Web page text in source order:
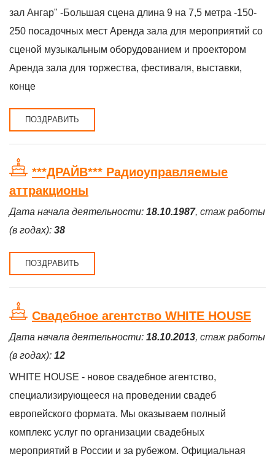
зал Ангар" -Большая сцена длина 9 на 7,5 метра -150-
250 посадочных мест Аренда зала для мероприятий со
сценой музыкальным оборудованием и проектором
Аренда зала для торжества, фестиваля, выставки,
конце
ПОЗДРАВИТЬ
***ДРАЙВ*** Радиоуправляемые
аттракционы
Дата начала деятельности: 18.10.1987, стаж работы
(в годах): 38
ПОЗДРАВИТЬ
Свадебное агентство WHITE HOUSE
Дата начала деятельности: 18.10.2013, стаж работы
(в годах): 12
WHITE HOUSE - новое свадебное агентство,
специализирующееся на проведении свадеб
европейского формата. Мы оказываем полный
комплекс услуг по организации свадебных
мероприятий в России и за рубежом. Официальная